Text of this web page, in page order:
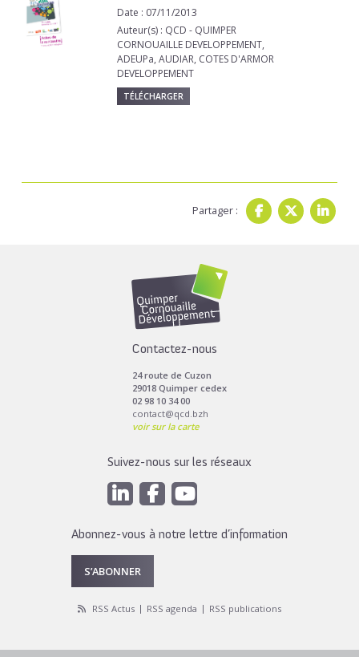
Date : 07/11/2013
Auteur(s) : QCD - QUIMPER
CORNOUAILLE DEVELOPPEMENT,
ADEUPa, AUDIAR, COTES D'ARMOR
DEVELOPPEMENT
TÉLÉCHARGER
Partager :
Contactez-nous
24 route de Cuzon
29018 Quimper cedex
02 98 10 34 00
contact@qcd.bzh
voir sur la carte
Suivez-nous sur les réseaux
Abonnez-vous à notre lettre d’information
S’ABONNER
RSS Actus RSS agenda RSS publications